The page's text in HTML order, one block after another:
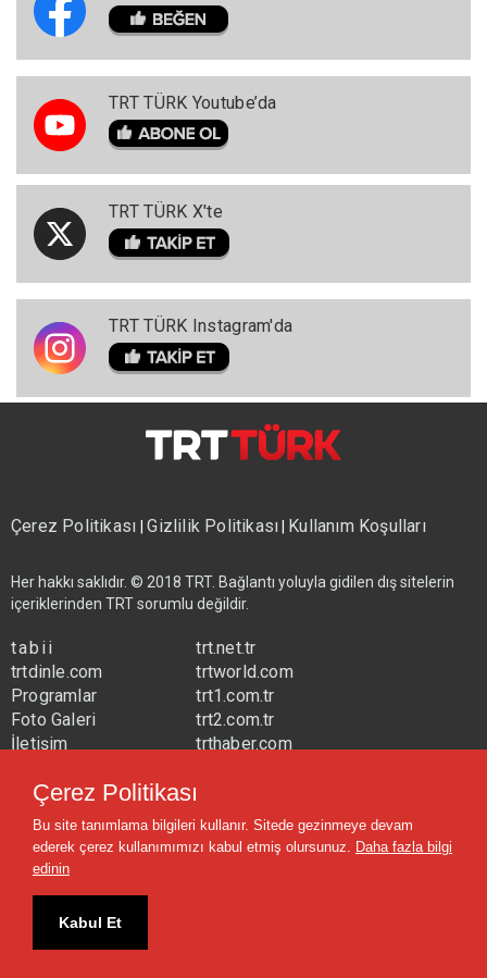
TRT TÜRK Youtube’da
TRT TÜRK X'te
TRT TÜRK Instagram'da
Çerez Politikası|Gizlilik Politikası| Kullanım Koşulları
Her hakkı saklıdır. © 2018 TRT. Bağlantı yoluyla gidilen dış sitelerin
içeriklerinden TRT sorumlu değildir.
tabii
trtdinle.com
Programlar
Foto Galeri
İletişim
trt.net.tr
trtworld.com
trt1.com.tr
trt2.com.tr
trthaber.com
trtavaz.com.tr
trtmuzik.net.tr
trtcocuk.net.tr
Çerez Politikası
Bu site tanımlama bilgileri kullanır. Sitede gezinmeye devam
ederek çerez kullanımımızı kabul etmiş olursunuz. Daha fazla bilgi
edinin
Kabul Et